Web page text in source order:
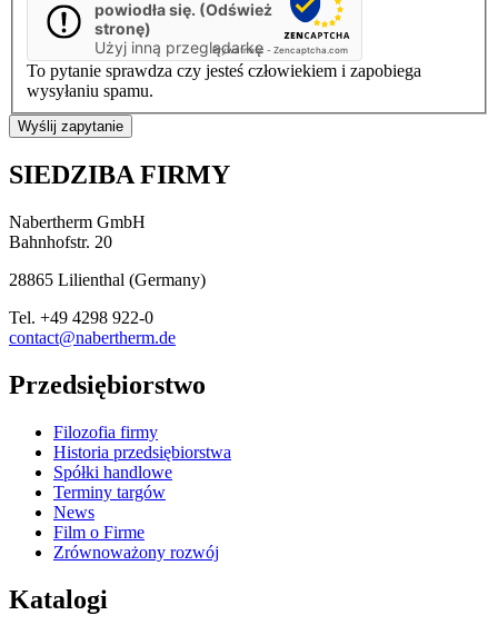
powiodła się. (Odśwież
stronę)
Użyj inną przeglądarkę
Prywatność - Zencaptcha.com
To pytanie sprawdza czy jesteś człowiekiem i zapobiega
wysyłaniu spamu.
SIEDZIBA FIRMY
Nabertherm GmbH
Bahnhofstr. 20
28865 Lilienthal (Germany)
Tel. +49 4298 922-0
contact@nabertherm.de
Przedsiębiorstwo
Filozofia firmy
Historia przedsiębiorstwa
Spółki handlowe
Terminy targów
News
Film o Firme
Zrównoważony rozwój
Katalogi